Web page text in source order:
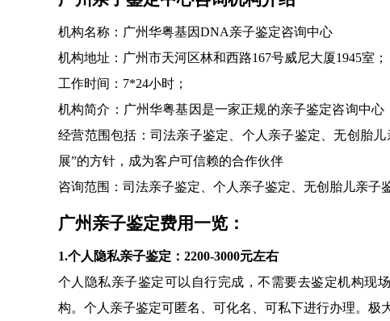
机构名称：广州华粤基因DNA亲子鉴定咨询中心
机构地址：广州市天河区林和西路167号威尼大厦1945室；
工作时间：7*24小时；
机构简介：广州华粤基因是一家正规的亲子鉴定咨询中
经营范围包括：司法亲子鉴定、个人亲子鉴定、无创胎
展”的方针，成为客户可信赖的合作伙伴
咨询范围：司法亲子鉴定、个人亲子鉴定、无创胎儿亲子
广州亲子鉴定费用一览：
1.个人隐私亲子鉴定：2200-3000元左右
个人隐私亲子鉴定可以自行完成，不需要去鉴定机构现
构。个人亲子鉴定可匿名、可化名、可私下进行办理。极